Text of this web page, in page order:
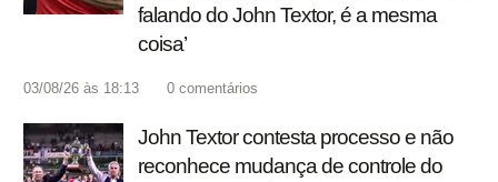
falando do John Textor, é a mesma
coisa’
03/08/26 às 18:13 0 comentários
John Textor contesta processo e não
reconhece mudança de controle do